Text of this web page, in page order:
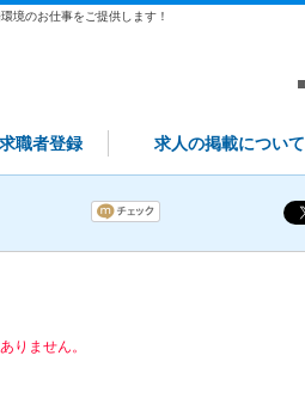
境のお仕事をご提供します！
求職者登録 求人の掲載について
りません。